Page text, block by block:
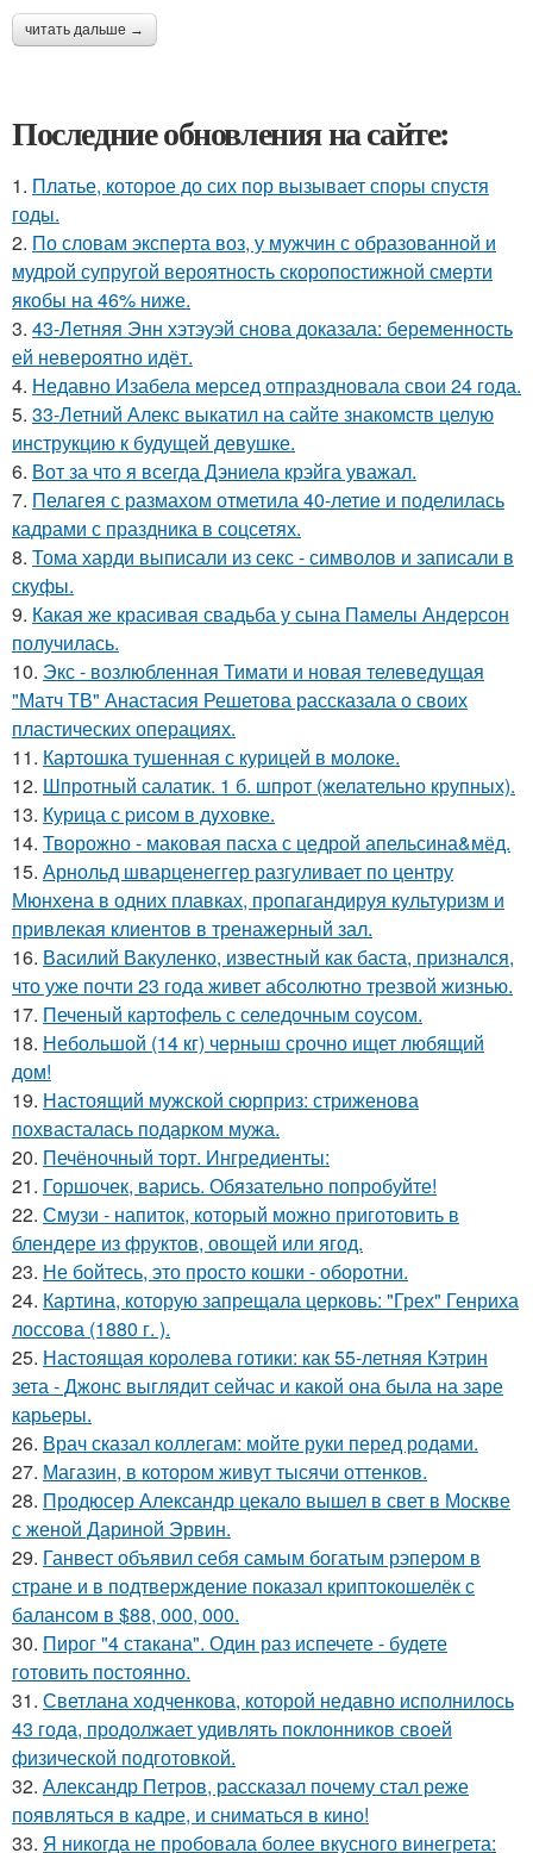
читать дальше →
Последние обновления на сайте:
1. Платье, которое до сих пор вызывает споры спустя
годы.
2. По словам эксперта воз, у мужчин с образованной и
мудрой супругой вероятность скоропостижной смерти
якобы на 46% ниже.
3. 43-Летняя Энн хэтэуэй снова доказала: беременность
ей невероятно идёт.
4. Недавно Изабела мерсед отпраздновала свои 24 года.
5. 33-Летний Алекс выкатил на сайте знакомств целую
инструкцию к будущей девушке.
6. Вот за что я всегда Дэниела крэйга уважал.
7. Пелагея с размахом отметила 40-летие и поделилась
кадрами с праздника в соцсетях.
8. Тома харди выписали из секс - символов и записали в
скуфы.
9. Какая же красивая свадьба у сына Памелы Андерсон
получилась.
10. Экс - возлюбленная Тимати и новая телеведущая
"Матч ТВ" Анастасия Решетова рассказала о своих
пластических операциях.
11. Картошка тушенная с курицей в молоке.
12. Шпротный салатик. 1 б. шпрот (желательно крупных).
13. Курица с pисoм в дyхoвке.
14. Творожно - маковая пасха с цедрой апельсина&мёд.
15. Арнольд шварценеггер разгуливает по центру
Мюнхена в одних плавках, пропагандируя культуризм и
привлекая клиентов в тренажерный зал.
16. Василий Вакуленко, известный как баста, признался,
что уже почти 23 года живет абсолютно трезвой жизнью.
17. Печеный картофель с селедочным соусом.
18. Небольшой (14 кг) черныш срочно ищет любящий
дом!
19. Настоящий мужской сюрприз: стриженова
похвасталась подарком мужа.
20. Печёночный торт. Ингредиенты:
21. Горшочек, варись. Обязательно попробуйте!
22. Смузи - напиток, который можно приготовить в
блендере из фруктов, овощей или ягод.
23. Не бойтесь, это просто кошки - оборотни.
24. Картина, которую запрещала церковь: "Грех" Генриха
лоссова (1880 г. ).
25. Настоящая королева готики: как 55-летняя Кэтрин
зета - Джонс выглядит сейчас и какой она была на заре
карьеры.
26. Врач сказал коллегам: мойте руки перед родами.
27. Магазин, в котором живут тысячи оттенков.
28. Продюсер Александр цекало вышел в свет в Москве
с женой Дариной Эрвин.
29. Ганвест объявил себя самым богатым рэпером в
стране и в подтверждение показал криптокошелёк с
балансом в $88, 000, 000.
30. Пирог "4 стaкана". Один раз испечете - будете
готовить постоянно.
31. Светлана ходченкова, которой недавно исполнилось
43 года, продолжает удивлять поклонников своей
физической подготовкой.
32. Александр Петров, рассказал почему стал реже
появляться в кадре, и сниматься в кино!
33. Я никогда не пробовала более вкусного винегрета: